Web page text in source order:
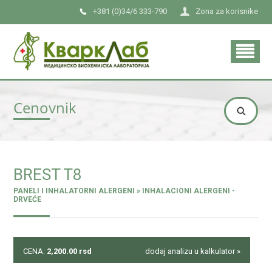
Zona za korisnike
+381 (0)34/6 333-790
Cenovnik
BREST T8
PANELI I INHALATORNI ALERGENI » INHALACIONI ALERGENI -
DRVEĆE
CENA: 2,200.00 rsd dodaj analizu u kalkulator »